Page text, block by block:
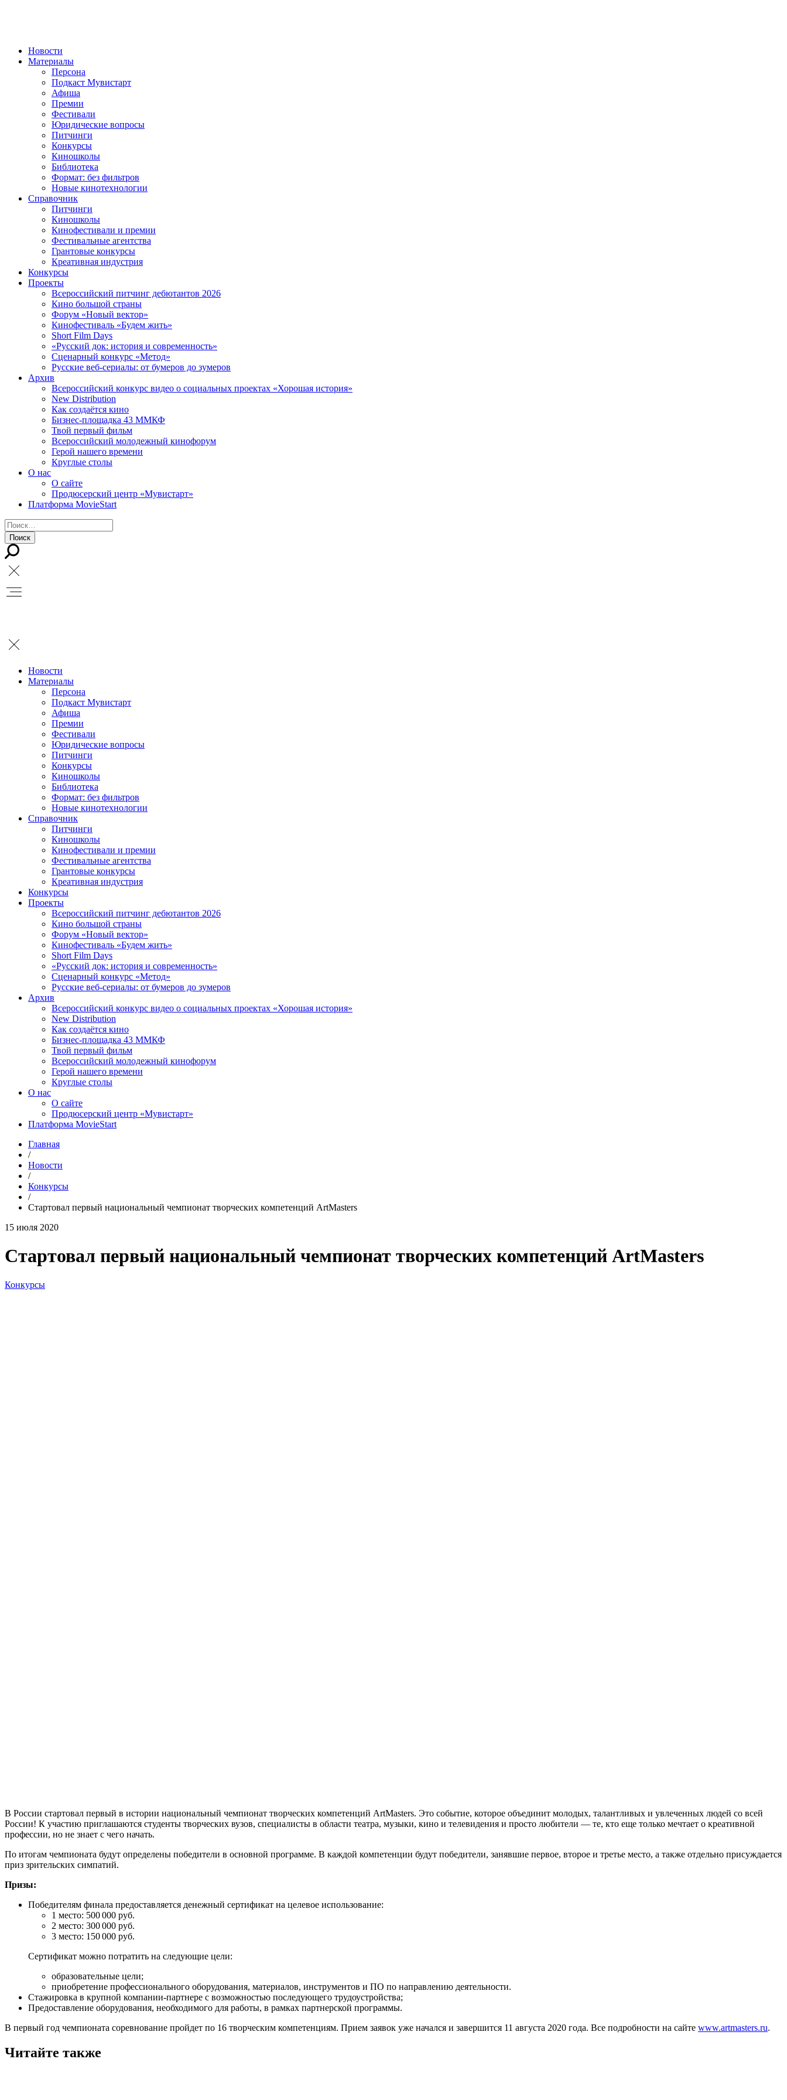
Новости
Материалы
Персона
Подкаст Мувистарт
Афиша
Премии
Фестивали
Юридические вопросы
Питчинги
Конкурсы
Киношколы
Библиотека
Формат: без фильтров
Новые кинотехнологии
Справочник
Питчинги
Киношколы
Кинофестивали и премии
Фестивальные агентства
Грантовые конкурсы
Креативная индустрия
Конкурсы
Проекты
Всероссийский питчинг дебютантов 2026
Кино большой страны
Форум «Новый вектор»
Кинофестиваль «Будем жить»
Short Film Days
«Русский док: история и современность»
Сценарный конкурс «Метод»
Русские веб-сериалы: от бумеров до зумеров
Архив
Всероссийский конкурс видео о социальных проектах «Хорошая история»
New Distribution
Как создаётся кино
Бизнес-площадка 43 ММКФ
Твой первый фильм
Всероссийский молодежный кинофорум
Герой нашего времени
Круглые столы
О нас
О сайте
Продюсерский центр «Мувистарт»
Платформа MovieStart
Новости
Материалы
Персона
Подкаст Мувистарт
Афиша
Премии
Фестивали
Юридические вопросы
Питчинги
Конкурсы
Киношколы
Библиотека
Формат: без фильтров
Новые кинотехнологии
Справочник
Питчинги
Киношколы
Кинофестивали и премии
Фестивальные агентства
Грантовые конкурсы
Креативная индустрия
Конкурсы
Проекты
Всероссийский питчинг дебютантов 2026
Кино большой страны
Форум «Новый вектор»
Кинофестиваль «Будем жить»
Short Film Days
«Русский док: история и современность»
Сценарный конкурс «Метод»
Русские веб-сериалы: от бумеров до зумеров
Архив
Всероссийский конкурс видео о социальных проектах «Хорошая история»
New Distribution
Как создаётся кино
Бизнес-площадка 43 ММКФ
Твой первый фильм
Всероссийский молодежный кинофорум
Герой нашего времени
Круглые столы
О нас
О сайте
Продюсерский центр «Мувистарт»
Платформа MovieStart
Главная
/
Новости
/
Конкурсы
/
Стартовал первый национальный чемпионат творческих компетенций ArtMasters
15 июля 2020
Стартовал первый национальный чемпионат творческих компетенций ArtMasters
Конкурсы
В России стартовал первый в истории национальный чемпионат творческих компетенций ArtMasters. Это событие, которое объединит молодых, талантливых и увлеченных людей со всей
России! К участию приглашаются студенты творческих вузов, специалисты в области театра, музыки, кино и телевидения и просто любители — те, кто еще только мечтает о креативной
профессии, но не знает с чего начать.
По итогам чемпионата будут определены победители в основной программе. В каждой компетенции будут победители, занявшие первое, второе и третье место, а также отдельно присуждается
приз зрительских симпатий.
Призы:
Победителям финала предоставляется денежный сертификат на целевое использование:
1 место: 500 000 руб.
2 место: 300 000 руб.
3 место: 150 000 руб.
Сертификат можно потратить на следующие цели:
образовательные цели;
приобретение профессионального оборудования, материалов, инструментов и ПО по направлению деятельности.
Стажировка в крупной компании-партнере с возможностью последующего трудоустройства;
Предоставление оборудования, необходимого для работы, в рамках партнерской программы.
В первый год чемпионата соревнование пройдет по 16 творческим компетенциям. Прием заявок уже начался и завершится 11 августа 2020 года. Все подробности на сайте www.artmasters.ru.
Читайте также